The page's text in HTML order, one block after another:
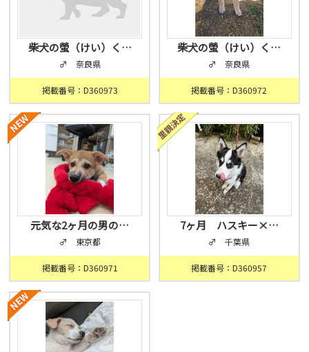
柴犬の螢（けい）く…
♂ 奈良県
掲載番号：D360973
柴犬の螢（けい）く…
♂ 奈良県
掲載番号：D360972
元気な2ヶ月の男の…
♂ 東京都
掲載番号：D360971
7ヶ月 ハスキー×…
♂ 千葉県
掲載番号：D360957